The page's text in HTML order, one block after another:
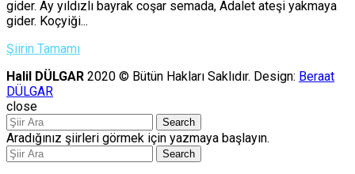
gider. Ay yıldızlı bayrak coşar semada, Adalet ateşi yakmaya
gider. Koçyiği...
Şiirin Tamamı
Halil DÜLGAR 2020 © Bütün Hakları Saklıdır. Design: Beraat
DÜLGAR
close
Search
Aradığınız şiirleri görmek için yazmaya başlayın.
Search